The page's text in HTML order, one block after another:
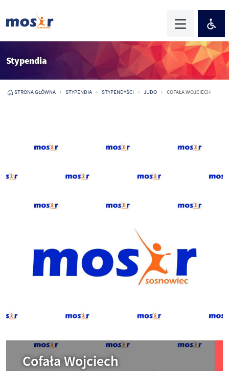
Stypendia
STRONA GŁÓWNA STYPENDIA STYPENDYŚCI JUDO COFAŁA WOJCIECH
Cofała Wojciech